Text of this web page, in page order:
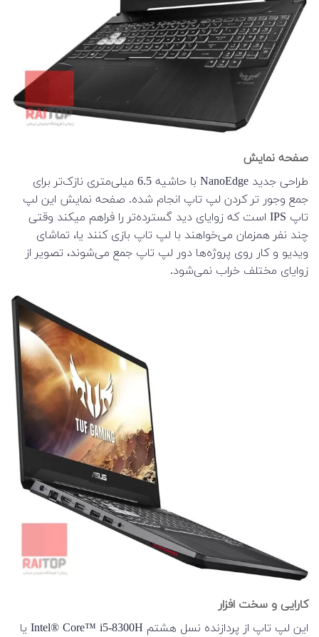
صفحه نمایش
طراحی جدید NanoEdge با حاشیه 6.5 میلی‌متری نازک‌تر برای
جمع وجور تر کردن لپ تاپ انجام شده. صفحه نمایش این لپ
تاپ IPS است که زوایای دید گسترده‌تر را فراهم میکند وقتی
چند نفر همزمان می‌خواهند با لپ تاپ بازی کنند یا، تماشای
ویدیو و کار روی پروژه‌ها دور لپ تاپ جمع می‌شوند، تصویر از
زوایای مختلف خراب نمی‌شود.
کارایی و سخت افزار
این لپ تاپ از پردازنده نسل هشتم Intel® Core™ i5-8300H یا